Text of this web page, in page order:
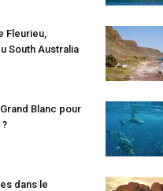
Fleurieu,
South Australia
Blanc pour
dans le